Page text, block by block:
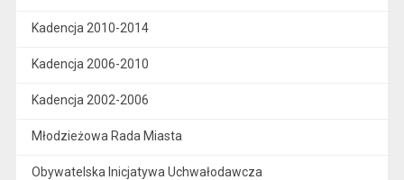
Kadencja 2010-2014
Kadencja 2006-2010
Kadencja 2002-2006
Młodzieżowa Rada Miasta
Obywatelska Inicjatywa Uchwałodawcza